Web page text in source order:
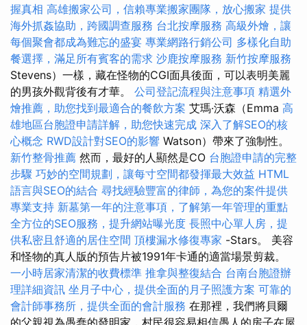
握真相 高雄搬家公司，信賴專業搬家團隊，放心搬家 提供
海外抓姦協助，跨國調查服務 台北按摩服務 高級外燴，讓
每個聚會都成為難忘的盛宴 專業網路行銷公司 多樣化自助
餐選擇，滿足所有賓客的需求 沙鹿按摩服務 新竹按摩服務
Stevens）一樣，藏在怪物的CGI面具後面，可以表明美麗
的男孩外觀背後有才華。 公司登記流程與注意事項 精選外
燴推薦，助您找到最適合的餐飲方案 艾瑪·沃森（Emma 高
雄地區台胞證申請詳解，助您快速完成 深入了解SEO的核
心概念 RWD設計對SEO的影響 Watson）帶來了強制性。
新竹整骨推薦 然而，最好的人顯然是CO 台胞證申請的完整
步驟 巧妙的空間規劃，讓每寸空間都發揮最大效益 HTML
語言與SEO的結合 尋找經驗豐富的律師，為您的案件提供
專業支持 新墓第一年的注意事項，了解第一年管理的重點
全方位的SEO服務，提升網站曝光度 長照中心單人房，提
供私密且舒適的居住空間 頂樓漏水修復專家 -Stars。 美容
和怪物的真人版的預告片被1991年卡通的適當場景剪裁。
一小時居家清潔的收費標準 推拿與整復結合 台南台胞證辦
理詳細資訊 坐月子中心，提供全面的月子照護方案 可靠的
會計師事務所，提供全面的會計服務 在那裡，我們將貝爾
的父親視為愚蠢的發明家，村民很容易相信愚人的房子在屋